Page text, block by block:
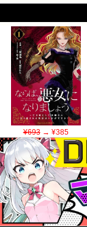
¥693→ ¥385